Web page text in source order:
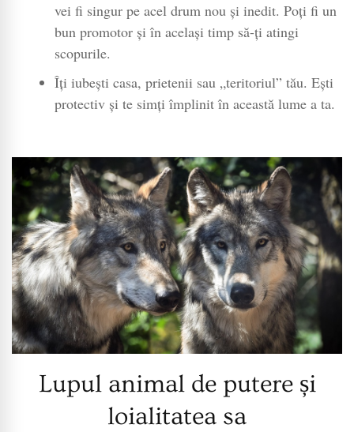
vei fi singur pe acel drum nou și inedit. Poți fi un
bun promotor și în același timp să-ți atingi
scopurile.
Îți iubești casa, prietenii sau „teritoriul” tău. Ești
protectiv și te simți împlinit în această lume a ta.
Lupul animal de putere și
loialitatea sa